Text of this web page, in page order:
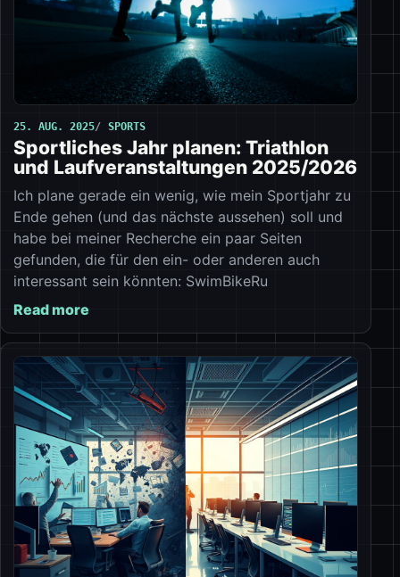
25. AUG. 2025 SPORTS
Sportliches Jahr planen: Triathlon
und Laufveranstaltungen 2025/2026
Ich plane gerade ein wenig, wie mein Sportjahr zu
Ende gehen (und das nächste aussehen) soll und
habe bei meiner Recherche ein paar Seiten
gefunden, die für den ein- oder anderen auch
interessant sein könnten: SwimBikeRu
Read more